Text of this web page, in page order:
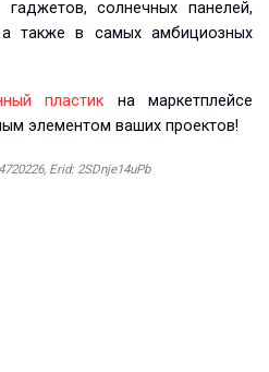
гаджетов, солнечных панелей,
также в самых амбициозных
пластик на маркетплейсе
элементом ваших проектов!
Erid: 2SDnje14uPb